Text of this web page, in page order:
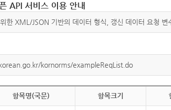
API 서비스 이용 안내
한 XML/JSON 기반의 데이터 형식, 갱신 데이터 요청 변
kornorms/exampleReqList.do
항목명(국문) 항목크기